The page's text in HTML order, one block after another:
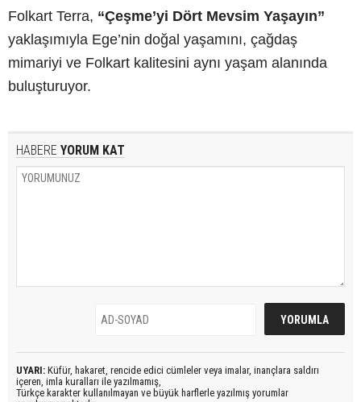
Folkart Terra, “Çeşme’yi Dört Mevsim Yaşayın”
yaklaşımıyla Ege’nin doğal yaşamını, çağdaş
mimariyi ve Folkart kalitesini aynı yaşam alanında
buluşturuyor.
HABERE YORUM KAT
UYARI: Küfür, hakaret, rencide edici cümleler veya imalar, inançlara saldırı
içeren, imla kuralları ile yazılmamış,
Türkçe karakter kullanılmayan ve büyük harflerle yazılmış yorumlar